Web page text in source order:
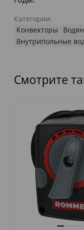
Категории:
Конвекторы
Внутрипольные
Смотрите